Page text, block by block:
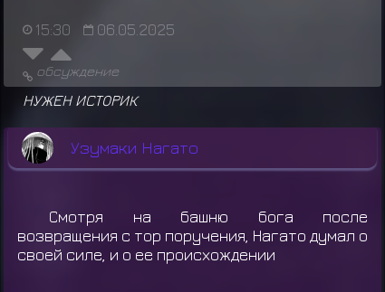
15:30 06.05.2025
обсуждение
НУЖЕН ИСТОРИК
Узумаки Нагато
Смотря на башню бога после
возвращения с тор поручения, Нагато думал о
своей силе, и о ее происхождении